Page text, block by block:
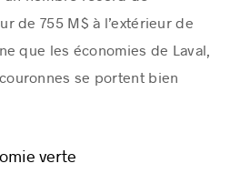
de 755 M$ à l’extérieur de
que les économies de Laval,
se portent bien
verte